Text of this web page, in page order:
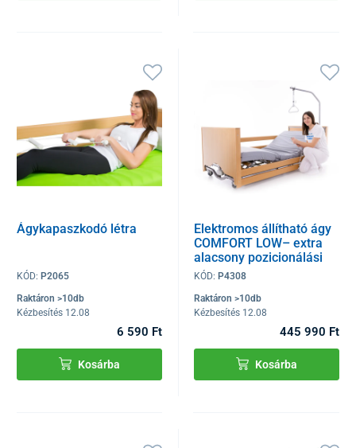
Ágykapaszkodó létra
KÓD: P2065
Raktáron >10db
Kézbesítés 12.08
6 590 Ft
Kosárba
Elektromos állítható ágy
COMFORT LOW– extra
alacsony pozicionálási
funkcióval
KÓD: P4308
Raktáron >10db
Kézbesítés 12.08
445 990 Ft
Kosárba